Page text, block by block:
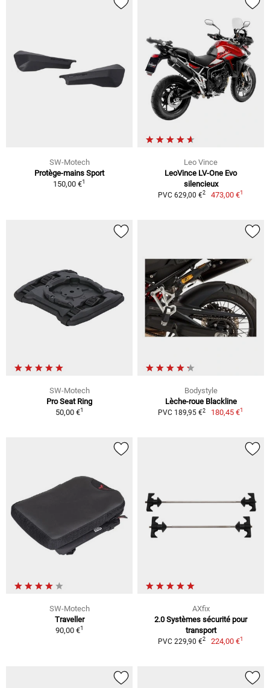
SW-Motech
Protège-mains Sport
150,00 €1
Leo Vince
LeoVince LV-One Evo
silencieux
PVC 629,00 €2 473,00 €1
SW-Motech
Pro Seat Ring
50,00 €1
Bodystyle
Lèche-roue Blackline
PVC 189,95 €2 180,45 €1
SW-Motech
Traveller
90,00 €1
AXfix
2.0 Systèmes sécurité pour
transport
PVC 229,90 €2 224,00 €1